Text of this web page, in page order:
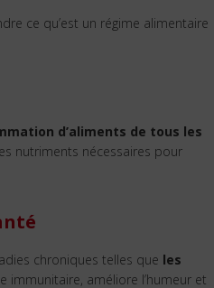
ce qu’est un régime alimentaire
d’aliments de tous les
nutriments nécessaires pour
chroniques telles que les
immunitaire, améliore l’humeur et